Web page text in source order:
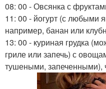
08: 00 - Овсянка с
11: 00 - йогурт (с любыми
например, банан или
13: 00 - куриная грудка
гриле или запечь) с
тушеными, запеченными),